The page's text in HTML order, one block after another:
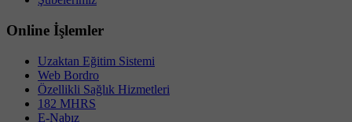
Online İşlemler
Uzaktan Eğitim Sistemi
Web Bordro
Özellikli Sağlık Hizmetleri
182 MHRS
E-Nabız